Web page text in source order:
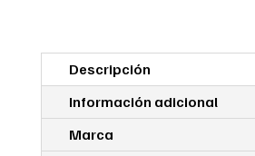
Descripción
Información adicional
Marca